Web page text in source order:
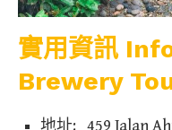
實用資訊
Brewery
地址: 459 Jalan